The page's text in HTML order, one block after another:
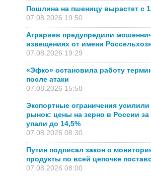
Пошлина на пшеницу вырастет с
07.08.2026 19:50
Аграриев предупредили
извещениях от имени
07.08.2026 19:29
«Эфко» остановила работу
после атаки
07.08.2026 15:58
Экспортные ограничения
рынок: цены на зерно в России за
упали до 14,5%
07.08.2026 08:30
Путин подписал закон о
продукты по всей цепочке
07.08.2026 08:00